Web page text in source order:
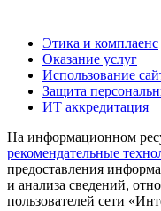
Этика и комплаенс
Оказание услуг
Использование
Защита
ИТ аккредитация
На информационном
рекомендательные
предоставления
и анализа сведений,
пользователей сети